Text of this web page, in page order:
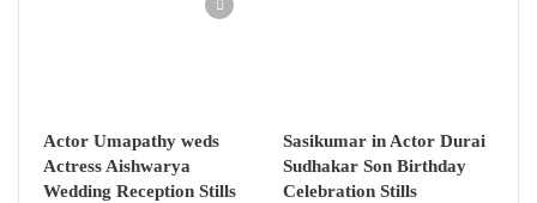
Actor Umapathy weds
Actress Aishwarya
Wedding Reception Stills
Sasikumar in Actor Durai
Sudhakar Son Birthday
Celebration Stills